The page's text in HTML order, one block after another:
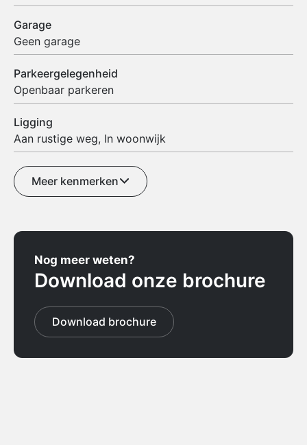
Garage
Geen garage
Parkeergelegenheid
Openbaar parkeren
Ligging
Aan rustige weg, In woonwijk
Meer kenmerken
Nog meer weten?
Download onze brochure
Download brochure